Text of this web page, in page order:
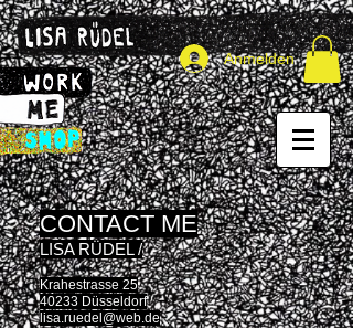
Anmelden
CONTACT ME
LISA RÜDEL /
Krahestrasse 25
40233 Düsseldorf
lisa.ruedel@web.de